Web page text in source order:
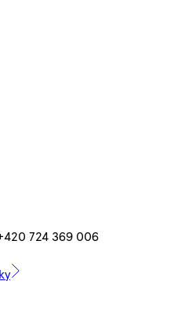
724 369 006